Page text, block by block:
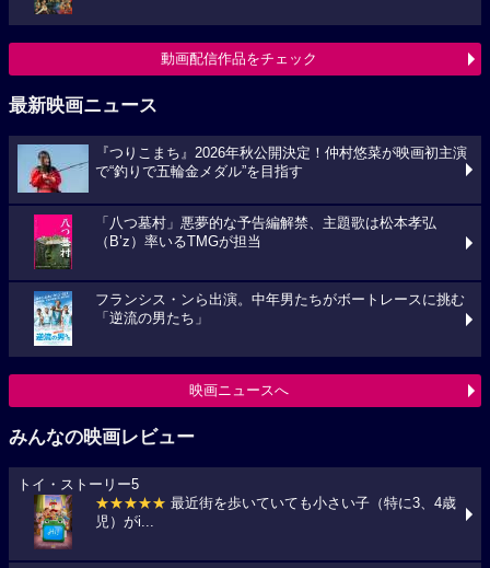
動画配信作品をチェック
最新映画ニュース
『つりこまち』2026年秋公開決定！仲村悠菜が映画初主演
で“釣りで五輪金メダル”を目指す
「八つ墓村」悪夢的な予告編解禁、主題歌は松本孝弘
（B’z）率いるTMGが担当
フランシス・ンら出演。中年男たちがボートレースに挑む
「逆流の男たち」
映画ニュースへ
みんなの映画レビュー
トイ・ストーリー5
★★★★★ 最近街を歩いていても小さい子（特に3、4歳
児）がi...